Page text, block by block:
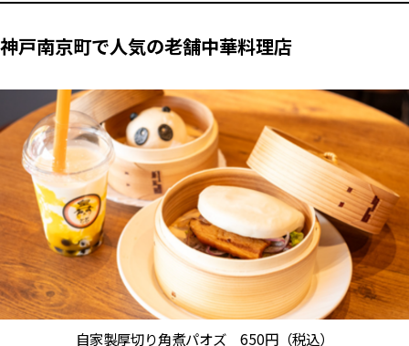
神戸南京町で人気の老舗中華料理店
自家製厚切り角煮パオズ 650円（税込）